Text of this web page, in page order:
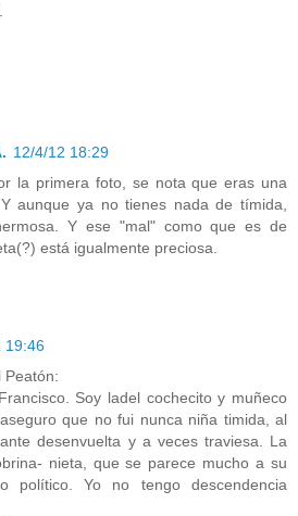
12/4/12 18:29
la primera foto, se nota que eras una
aunque ya no tienes nada de tímida,
Y ese "mal" como que es de
está igualmente preciosa.
19:46
Peatón:
Soy ladel cochecito y muñeco
que no fui nunca niña timida, al
desenvuelta y a veces traviesa. La
nieta, que se parece mucho a su
político. Yo no tengo descendencia